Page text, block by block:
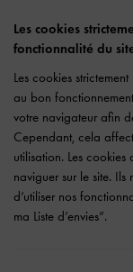
Les cookies
fonctionnalité du
Les cookies
au bon
votre navigateur afin
Cependant, cela
utilisation. Les
naviguer sur le site. Ils
d’utiliser nos
ma Liste d’envies”.